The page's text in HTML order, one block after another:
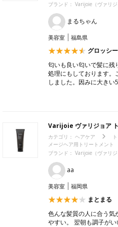
ブランド： Varijoie（ヴァリジ
まるちゃん
美容室 福島県
グロッシ
匂いも良い匂いで髪に残
処理にもしております。
しました。因みに大きい
Varijoie ヴァリジョア
カテゴリ： ヘアケア
メージヘア用トリートメント
ブランド： Varijoie（ヴァリジ
aa
美容室 福岡県
まとまる
色んな髪質の人に合う気
やすい。 翌朝も調子が